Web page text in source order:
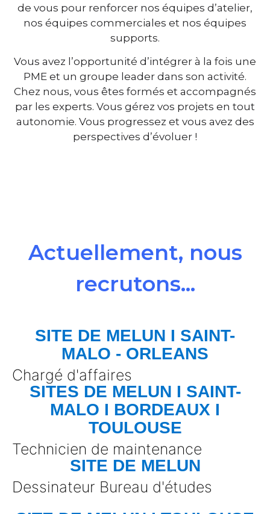
de vous pour renforcer nos équipes d’atelier,
nos équipes commerciales et nos équipes
supports.
Vous avez l’opportunité d’intégrer à la fois une
PME et un groupe leader dans son activité.
Chez nous, vous êtes formés et accompagnés
par les experts. Vous gérez vos projets en tout
autonomie. Vous progressez et vous avez des
perspectives d’évoluer !
Actuellement, nous
recrutons...
SITE DE MELUN I SAINT-
MALO - ORLEANS
Chargé d'affaires
SITES DE MELUN I SAINT-
MALO I BORDEAUX I
TOULOUSE
Technicien de maintenance
SITE DE MELUN
Dessinateur Bureau d'études